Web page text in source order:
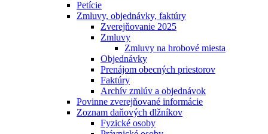
Petície
Zmluvy, objednávky, faktúry
Zverejňovanie 2025
Zmluvy
Zmluvy na hrobové miesta
Objednávky
Prenájom obecných priestorov
Faktúry
Archív zmlúv a objednávok
Povinne zverejňované informácie
Zoznam daňových dlžníkov
Fyzické osoby